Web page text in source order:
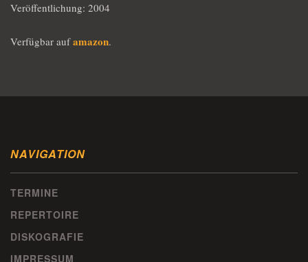
Veröffentlichung: 2004
Verfügbar aufamazon.
NAVIGATION
TERMINE
REPERTOIRE
DISKOGRAFIE
IMPRESSUM